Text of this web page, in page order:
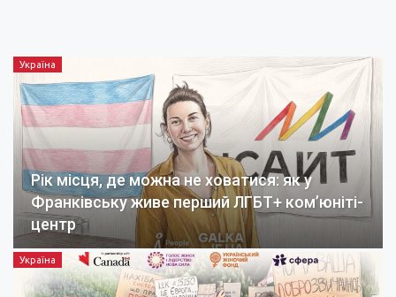
Україна
Рік місця, де можна не ховатися: як у
Франківську живе перший ЛГБТ+ ком’юніті-
центр
Україна